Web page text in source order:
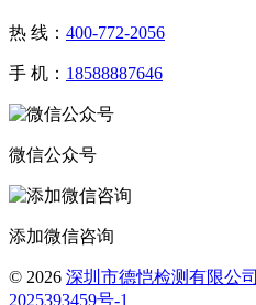
热 线： 400-772-2056
手 机： 18588887646
微信公众号
添加微信咨询
© 2026 深圳市德恺检测有限公司
2025393459号-1